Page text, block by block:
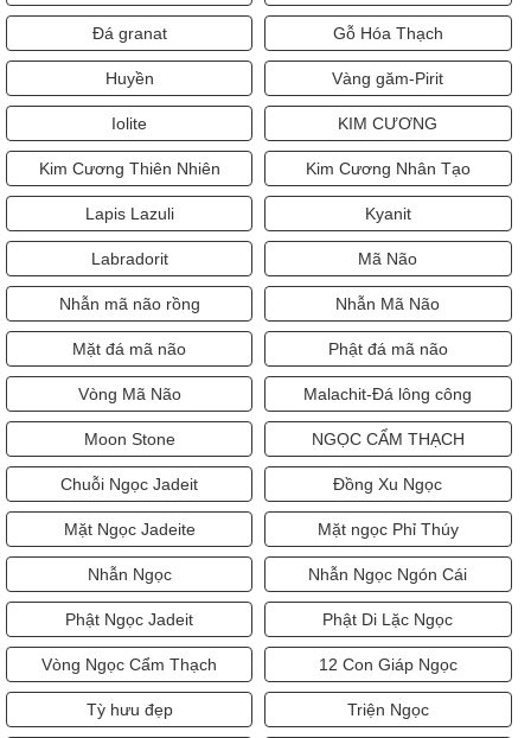
Đá granat Gỗ Hóa Thạch
Huyền Vàng găm-Pirit
Iolite KIM CƯƠNG
Kim Cương Thiên Nhiên Kim Cương Nhân Tạo
Lapis Lazuli Kyanit
Labradorit Mã Não
Nhẫn mã não rồng Nhẫn Mã Não
Mặt đá mã não Phật đá mã não
Vòng Mã Não Malachit-Đá lông công
Moon Stone NGỌC CẨM THẠCH
Chuỗi Ngọc Jadeit Đồng Xu Ngọc
Mặt Ngọc Jadeite Mặt ngọc Phỉ Thúy
Nhẫn Ngọc Nhẫn Ngọc Ngón Cái
Phật Ngọc Jadeit Phật Di Lặc Ngọc
Vòng Ngọc Cẩm Thạch 12 Con Giáp Ngọc
Tỳ hưu đẹp Triện Ngọc